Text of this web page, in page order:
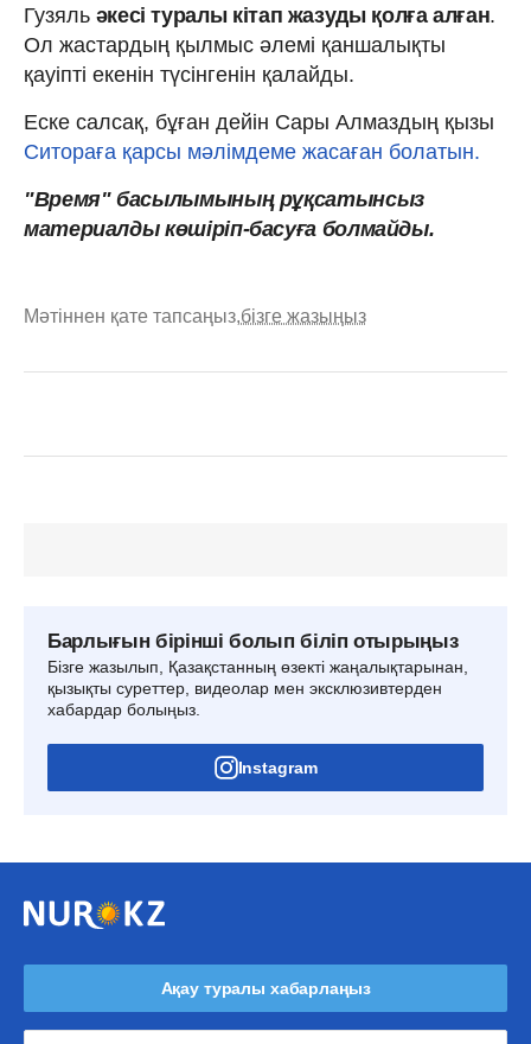
Гузяль әкесі туралы кітап жазуды қолға алған.
Ол жастардың қылмыс әлемі қаншалықты
қауіпті екенін түсінгенін қалайды.
Еске салсақ, бұған дейін Сары Алмаздың қызы
Ситораға қарсы мәлімдеме жасаған болатын.
"Время" басылымының рұқсатынсыз
материалды көшіріп-басуға болмайды.
Мәтіннен қате тапсаңыз,бізге жазыңыз
Барлығын бірінші болып біліп отырыңыз
Бізге жазылып, Қазақстанның өзекті жаңалықтарынан,
қызықты суреттер, видеолар мен эксклюзивтерден
хабардар болыңыз.
Instagram
Ақау туралы хабарлаңыз